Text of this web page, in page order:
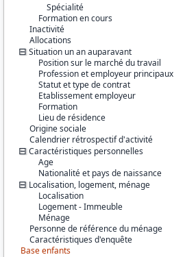
Spécialité
Formation en cours
Inactivité
Allocations
Situation un an auparavant
Position sur le marché du travail
Profession et employeur principaux
Statut et type de contrat
Etablissement employeur
Formation
Lieu de résidence
Origine sociale
Calendrier rétrospectif d'activité
Caractéristiques personnelles
Age
Nationalité et pays de naissance
Localisation, logement, ménage
Localisation
Logement - Immeuble
Ménage
Personne de référence du ménage
Caractéristiques d'enquête
Base enfants
Diffuseur :
Progedo-Adisp